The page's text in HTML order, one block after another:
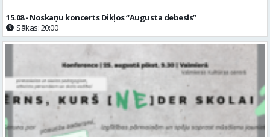
15.08 - Noskaņu koncerts Dikļos “Augusta debesīs”
Sākas: 20:00